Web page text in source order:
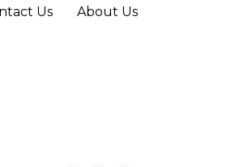
Us About Us